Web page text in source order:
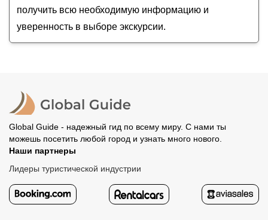
получить всю необходимую информацию и
уверенность в выборе экскурсии.
Global Guide - надежный гид по всему миру. С нами ты
можешь посетить любой город и узнать много нового.
Наши партнеры
Лидеры туристической индустрии